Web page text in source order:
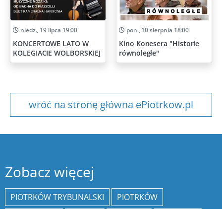
niedz., 19 lipca 19:00
KONCERTOWE LATO W
KOLEGIACIE WOLBORSKIEJ
pon., 10 sierpnia 18:00
Kino Konesera "Historie
równoległe"
wróć na stronę główna ePiotrkow.pl
Zobacz więcej
PIOTRKÓW TRYBUNALSKI
PIOTRKÓW